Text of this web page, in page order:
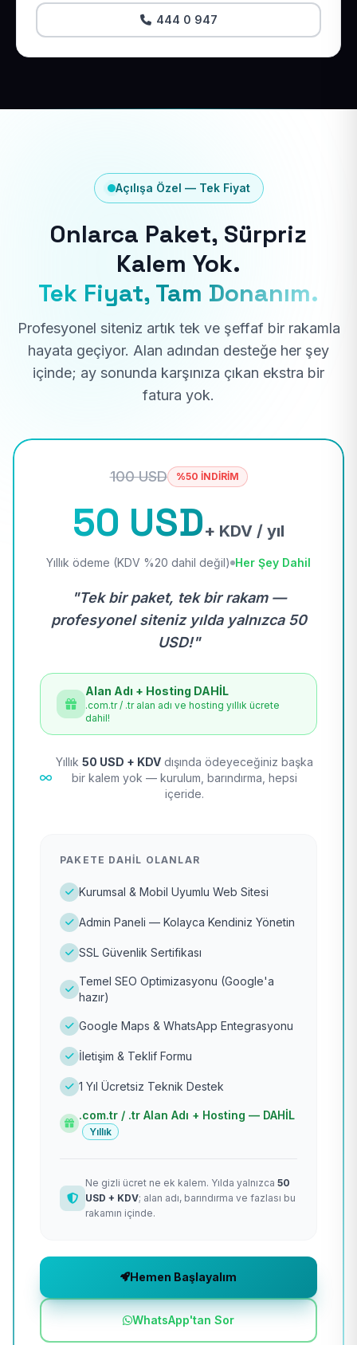
444 0 947
Açılışa Özel — Tek Fiyat
Onlarca Paket, Sürpriz
Kalem Yok.
Tek Fiyat, Tam Donanım.
Profesyonel siteniz artık tek ve şeffaf bir rakamla
hayata geçiyor. Alan adından desteğe her şey
içinde; ay sonunda karşınıza çıkan ekstra bir
fatura yok.
100 USD %50 İNDİRİM
50 USD+ KDV / yıl
Yıllık ödeme (KDV %20 dahil değil) Her Şey Dahil
"Tek bir paket, tek bir rakam —
profesyonel siteniz yılda yalnızca 50
USD!"
Alan Adı + Hosting DAHİL
.com.tr / .tr alan adı ve hosting yıllık ücrete
dahil!
Yıllık 50 USD + KDV dışında ödeyeceğiniz başka
bir kalem yok — kurulum, barındırma, hepsi
içeride.
PAKETE DAHIL OLANLAR
Kurumsal & Mobil Uyumlu Web Sitesi
Admin Paneli — Kolayca Kendiniz Yönetin
SSL Güvenlik Sertifikası
Temel SEO Optimizasyonu (Google'a
hazır)
Google Maps & WhatsApp Entegrasyonu
İletişim & Teklif Formu
1 Yıl Ücretsiz Teknik Destek
.com.tr / .tr Alan Adı + Hosting — DAHİL
Yıllık
Ne gizli ücret ne ek kalem. Yılda yalnızca 50
USD + KDV; alan adı, barındırma ve fazlası bu
rakamın içinde.
Hemen Başlayalım
WhatsApp'tan Sor